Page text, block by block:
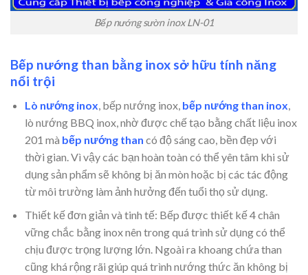
Bếp nướng sườn inox LN-01
Bếp nướng than bằng inox sở hữu tính năng
nổi trội
Lò nướng inox , bếp nướng inox, bếp nướng than inox
lò nướng BBQ inox, nhờ được chế tạo bằng chất liệu inox
201 mà bếp nướng than có độ sáng cao, bền đẹp với
thời gian. Vì vậy các bạn hoàn toàn có thể yên tâm khi sử
dụng sản phẩm sẽ không bị ăn mòn hoặc bị các tác động
từ môi trường làm ảnh hưởng đến tuổi thọ sử dụng.
Thiết kế đơn giản và tinh tế: Bếp được thiết kế 4 chân
vững chắc bằng inox nên trong quá trình sử dụng có thể
chịu được trọng lượng lớn. Ngoài ra khoang chứa than
cũng khá rộng rãi giúp quá trình nướng thức ăn không bị